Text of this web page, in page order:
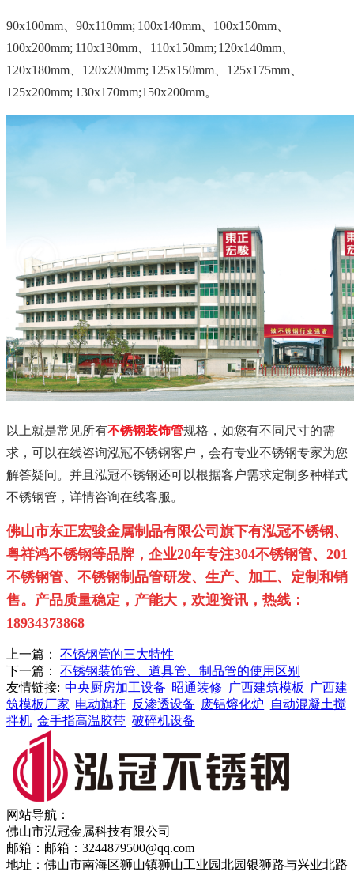
90x100mm、90x110mm; 100x140mm、100x150mm、
100x200mm; 110x130mm、110x150mm; 120x140mm、
120x180mm、120x200mm; 125x150mm、125x175mm、
125x200mm; 130x170mm;150x200mm。
以上就是常见所有不锈钢装饰管规格，如您有不同尺寸的需
求，可以在线咨询泓冠不锈钢客户，会有专业不锈钢专家为您
解答疑问。并且泓冠不锈钢还可以根据客户需求定制多种样式
不锈钢管，详情咨询在线客服。
佛山市东正宏骏金属制品有限公司旗下有泓冠不锈钢、
粤祥鸿不锈钢等品牌，企业20年专注304不锈钢管、 201
不锈钢管、不锈钢制品管研发、生产、加工、定制和销
售。 产品质量稳定，产能大，欢迎资讯，热线：
18934373868
上一篇： 不锈钢管的三大特性
下一篇： 不锈钢装饰管、道具管、制品管的使用区别
友情链接: 中央厨房加工设备 昭通装修 广西建筑模板
广西建
筑模板厂家 电动旗杆 反渗透设备 废铝熔化炉
自动混凝土搅
拌机 金手指高温胶带 破碎机设备
网站导航：
佛山市泓冠金属科技有限公司
邮箱：邮箱：3244879500@qq.com
地址：佛山市南海区狮山镇狮山工业园北园银狮路与兴业北路